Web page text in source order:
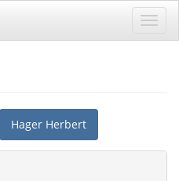
Hager Herbert